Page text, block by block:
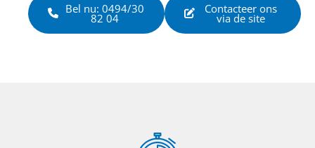
Bel nu: 0494/30
82 04
Contacteer ons
via de site